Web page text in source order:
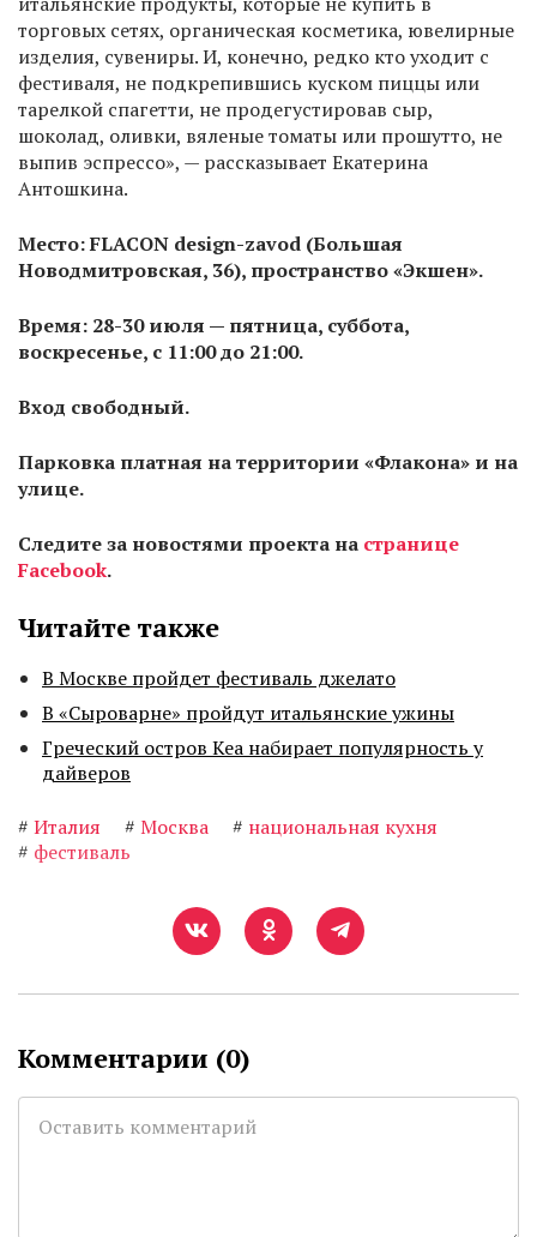
торговых сетях, органическая косметика, ювелирные
изделия, сувениры. И, конечно, редко кто уходит с
фестиваля, не подкрепившись куском пиццы или
тарелкой спагетти, не продегустировав сыр,
шоколад, оливки, вяленые томаты или прошутто, не
выпив эспрессо», — рассказывает Екатерина
Антошкина.
Место: FLACON design-zavod (Большая
Новодмитровская, 36), пространство «Экшен».
Время: 28-30 июля — пятница, суббота,
воскресенье, с 11:00 до 21:00.
Вход свободный.
Парковка платная на территории «Флакона» и на
улице.
Следите за новостями проекта на странице
Facebook.
Читайте также
В Москве пройдет фестиваль джелато
В «Сыроварне» пройдут итальянские ужины
Греческий остров Кеа набирает популярность у
дайверов
# Италия # Москва # национальная кухня
# фестиваль
Комментарии (0)